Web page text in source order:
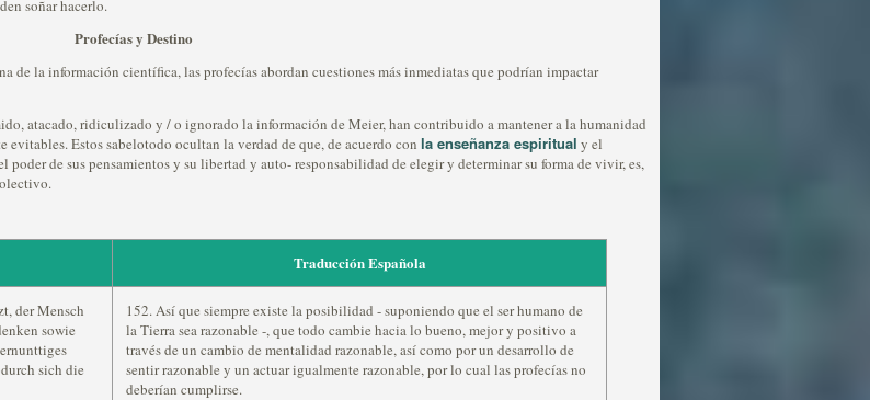
soñar hacerlo.
Profecías y Destino
de la información científica, las profecías abordan cuestiones más inmediatas que podrían impactar
atacado, ridiculizado y / o ignorado la información de Meier, han contribuido a mantener a la humanidad
Estos sabelotodo ocultan la verdad de que, de acuerdo con la enseñanza espiritual y el
poder de sus pensamientos y su libertad y auto- responsabilidad de elegir y determinar su forma de vivir, es,
Traducción Española
der Mensch
sowie
sich die
152. Así que siempre existe la posibilidad - suponiendo que el ser humano de
la Tierra sea razonable -, que todo cambie hacia lo bueno, mejor y positivo a
través de un cambio de mentalidad razonable, así como por un desarrollo de
sentir razonable y un actuar igualmente razonable, por lo cual las profecías no
deberían cumplirse.